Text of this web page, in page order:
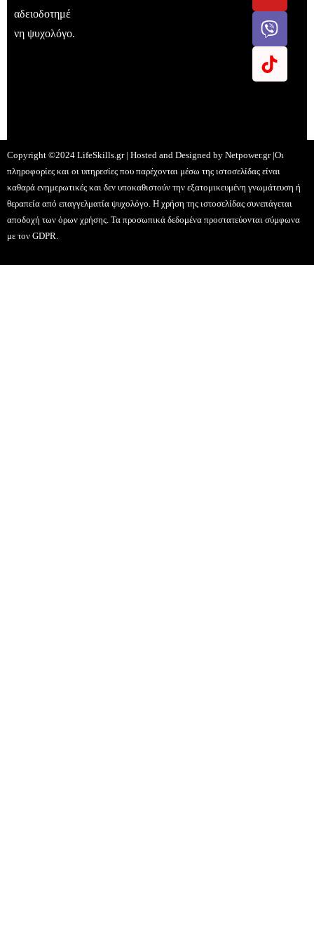
αδειοδοτημέ
νη ψυχολόγο.
Copyright ©2024 LifeSkills.gr | Hosted and Designed by Netpower.gr |Οι
πληροφορίες και οι υπηρεσίες που παρέχονται μέσω της ιστοσελίδας είναι
καθαρά ενημερωτικές και δεν υποκαθιστούν την εξατομικευμένη γνωμάτευση ή
θεραπεία από επαγγελματία ψυχολόγο. Η χρήση της ιστοσελίδας συνεπάγεται
αποδοχή των όρων χρήσης. Τα προσωπικά δεδομένα προστατεύονται σύμφωνα
με τον GDPR.